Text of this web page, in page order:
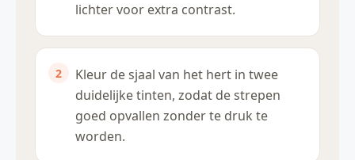
lichter voor extra contrast.
Kleur de sjaal van het hert in twee
duidelijke tinten, zodat de strepen
goed opvallen zonder te druk te
worden.